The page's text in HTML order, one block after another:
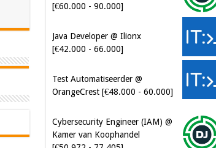
Java Developer @ Ilionx
Test Automatiseerder @
Cybersecurity Engineer (IAM) @
[€50.972 - 77.405]